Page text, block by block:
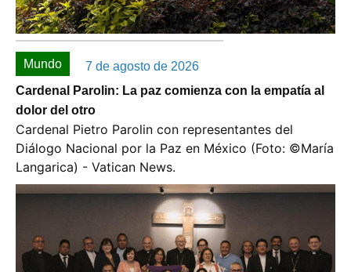
Mundo
7 de agosto de 2026
Cardenal Parolin: La paz comienza con la empatía al
dolor del otro
Cardenal Pietro Parolin con representantes del
Diálogo Nacional por la Paz en México (Foto: ©️María
Langarica) - Vatican News.